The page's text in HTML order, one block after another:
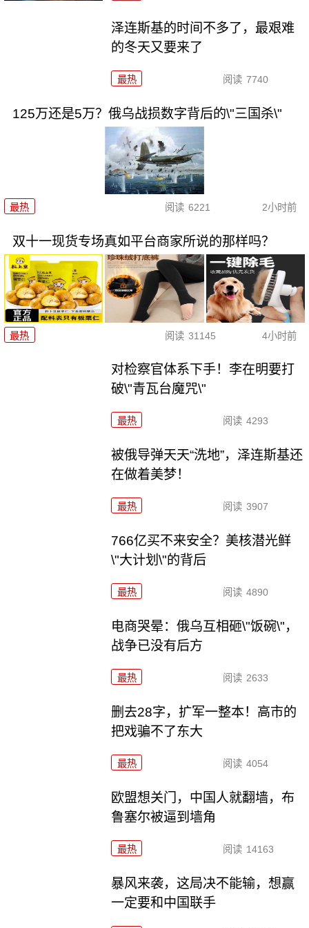
泽连斯基的时间不多了，最艰难
的冬天又要来了
最热 阅读 7740
125万还是5万？俄乌战损数字背后的\"三国杀\"
最热 阅读 6221 2小时前
双十一现货专场真如平台商家所说的那样吗？
最热 阅读 31145 4小时前
对检察官体系下手！李在明要打
破\"青瓦台魔咒\"
最热 阅读 4293
被俄导弹天天“洗地”，泽连斯基还
在做着美梦！
最热 阅读 3907
766亿买不来安全？美核潜光鲜
\"大计划\"的背后
最热 阅读 4890
电商哭晕：俄乌互相砸\"饭碗\"，
战争已没有后方
最热 阅读 2633
删去28字，扩军一整本！高市的
把戏骗不了东大
最热 阅读 4054
欧盟想关门，中国人就翻墙，布
鲁塞尔被逼到墙角
最热 阅读 14163
暴风来袭，这局决不能输，想赢
一定要和中国联手